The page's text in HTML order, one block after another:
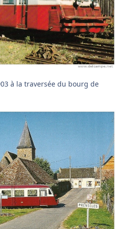
à la traversée du bourg de